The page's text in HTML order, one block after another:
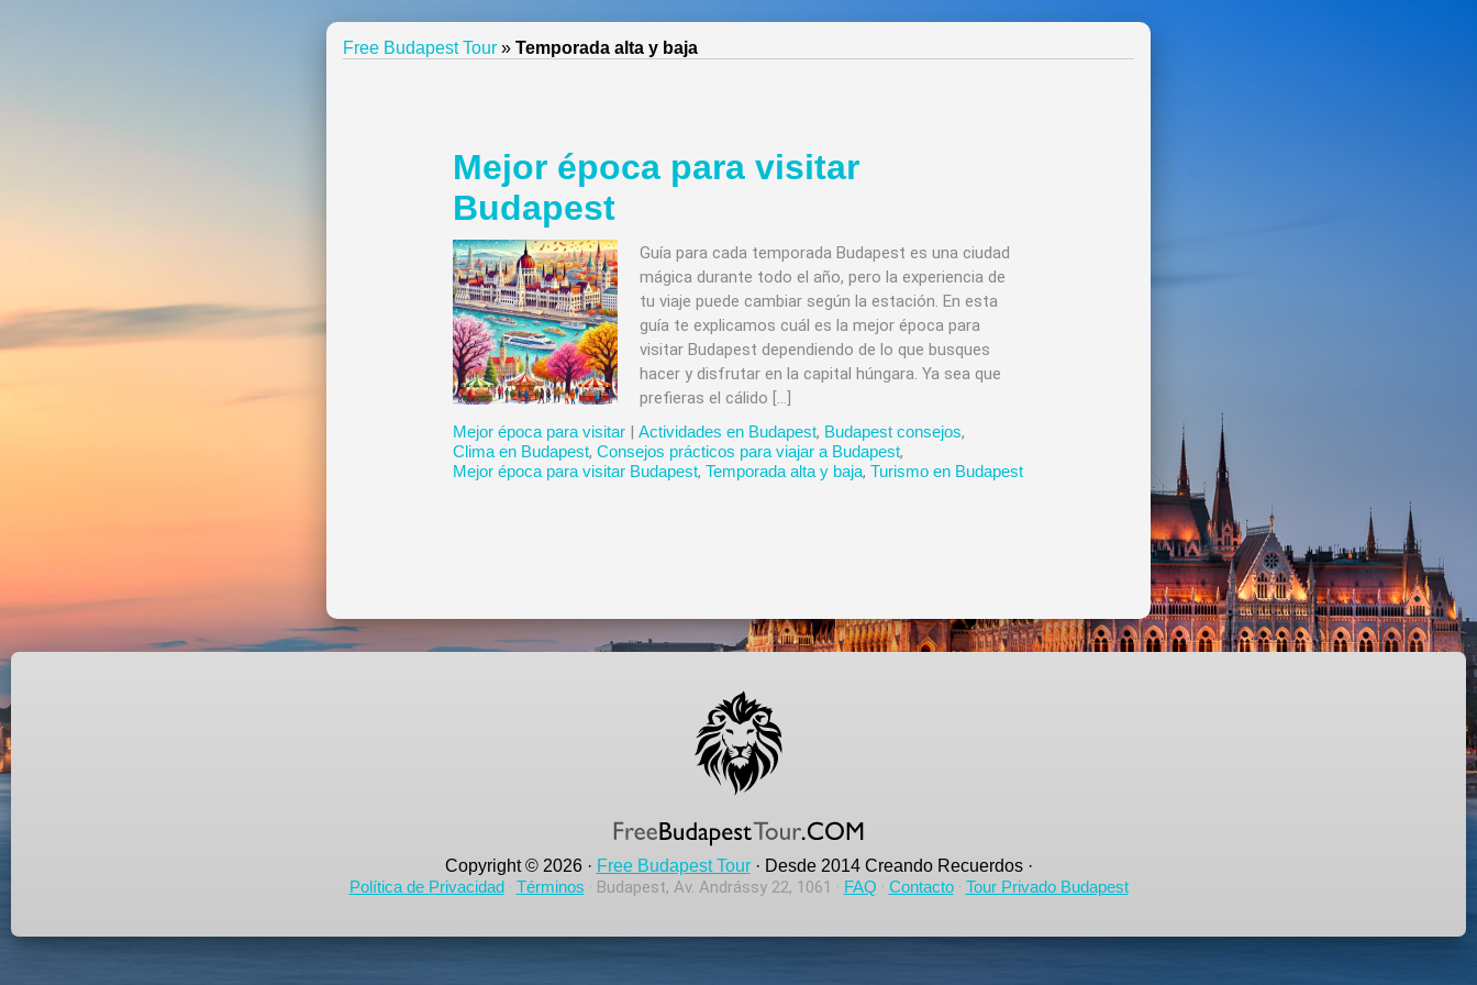
Free Budapest Tour » Temporada alta y baja
Mejor época para visitar
Budapest
Guía para cada temporada Budapest es una ciudad
mágica durante todo el año, pero la experiencia de
tu viaje puede cambiar según la estación. En esta
guía te explicamos cuál es la mejor época para
visitar Budapest dependiendo de lo que busques
hacer y disfrutar en la capital húngara. Ya sea que
prefieras el cálido […]
Mejor época para visitar | Actividades en Budapest, Budapest consejos,
Clima en Budapest, Consejos prácticos para viajar a Budapest,
Mejor época para visitar Budapest, Temporada alta y baja, Turismo en Budapest
Copyright © 2026 · Free Budapest Tour· Desde 2014 Creando Recuerdos ·
Política de Privacidad· Términos · Budapest, Av. Andrássy 22, 1061 · FAQ · Contacto· Tour Privado Budapest